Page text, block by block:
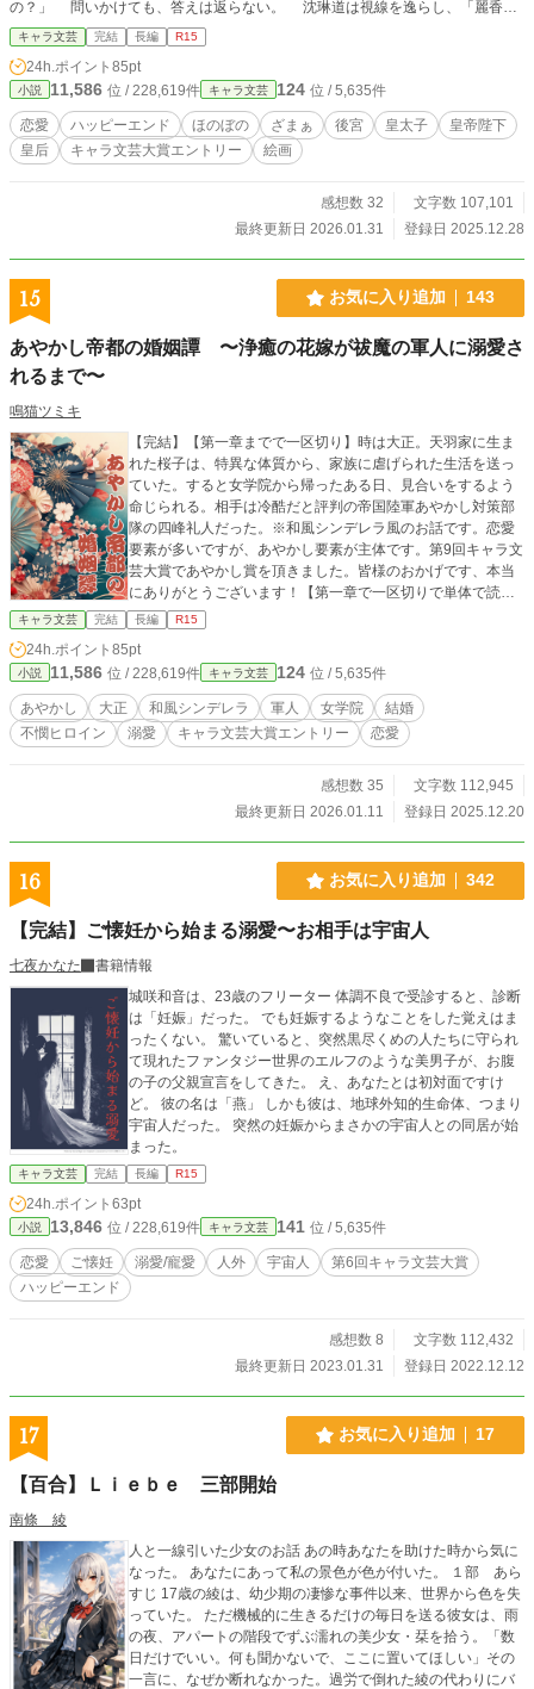
の？」 問いかけても、答えは返らない。 沈琳道は視線を逸らし、「麗香を
選んだ」とだけ告げた。 麗香は勝者のように微笑み、愛蘭が五年間フラン王
国に渡っていたことを責め立てる。 「あなたの後ろ盾だったおじい様も亡くな
った。 フラン人とのハーフであるあなたが、この家にいる理由はもうない
わ」 叔父は淡々と命じた。 「今日限りで屋敷を出て、街からも去りなさい」
愛蘭に許されたのは、小さな荷物袋ひとつだけ。 怒鳴ることも泣くことも
なく、彼女は静かに頭を下げた。 屋敷の門を出た瞬間、冷たい雨が降り始め
た。 それはまるで、彼女の代わりに空が泣いているようだった。 ――これ
な運命の中で、 愛蘭はまだ知らない。 この日が―― 一人の女性が「家
族」を失い、 一人の女性絵師が生まれる、始まりになることを。
キャラ文芸 完結 長編 R15
24h.ポイント 85pt
小説 11,586 位 / 228,619件 キャラ文芸 124 位 / 5,635件
恋愛 ハッピーエンド ほのぼの ざまぁ 後宮 皇太子
皇帝陛下
皇后
キャラ文芸大賞エントリー 絵画
感想数 32
文字数 107,101
最終更新日 2026.01.31
登録日 2025.12.28
15 お気に入り追加 143
あやかし帝都の婚姻譚 〜浄癒の花嫁が祓魔の軍人に溺愛さ
れるまで〜
鳴猫ツミキ
【完結】【第一章までで一区切り】時は大正。天羽家に生ま
れた桜子は、特異な体質から、家族に虐げられた生活を送っ
ていた。すると女学院から帰ったある日、見合いをするよう
命じられる。相手は冷酷だと評判の帝国陸軍あやかし対策部
隊の四峰礼人だった。※和風シンデレラ風のお話です。恋愛
要素が多いですが、あやかし要素が主体です。第9回キャラ文
芸大賞であやかし賞を頂きました。皆様のおかげです、本当
にありがとうございます！【第一章で一区切りで単体で読め
ますので、そこまででもご覧頂けると嬉しいです】。
キャラ文芸 完結 長編 R15
24h.ポイント 85pt
小説 11,586 位 / 228,619件 キャラ文芸 124 位 / 5,635件
あやかし 大正 和風シンデレラ 軍人 女学院
結婚
不憫ヒロイン
溺愛 キャラ文芸大賞エントリー 恋愛
感想数 35
文字数 112,945
最終更新日 2026.01.11
登録日 2025.12.20
16 お気に入り追加 342
【完結】ご懐妊から始まる溺愛〜お相手は宇宙人
七夜かなた
書籍情報
城咲和音は、23歳のフリーター 体調不良で受診すると、診断
は「妊娠」だった。 でも妊娠するようなことをした覚えはま
ったくない。 驚いていると、突然黒尽くめの人たちに守られ
て現れたファンタジー世界のエルフのような美男子が、お腹
の子の父親宣言をしてきた。 え、あなたとは初対面ですけ
ど。 彼の名は「燕」 しかも彼は、地球外知的生命体、つまり
宇宙人だった。 突然の妊娠からまさかの宇宙人との同居が始
まった。
キャラ文芸 完結 長編 R15
24h.ポイント 63pt
小説 13,846 位 / 228,619件 キャラ文芸 141 位 / 5,635件
恋愛 ご懐妊 溺愛/寵愛 人外 宇宙人
第6回キャラ文芸大賞
ハッピーエンド
感想数 8
文字数 112,432
最終更新日 2023.01.31
登録日 2022.12.12
17 お気に入り追加 17
【百合】Ｌｉｅｂｅ 三部開始
南條 綾
人と一線引いた少女のお話 あの時あなたを助けた時から気に
なった。 あなたにあって私の景色が色が付いた。 １部 あら
すじ 17歳の綾は、幼少期の凄惨な事件以来、世界から色を失
っていた。 ただ機械的に生きるだけの毎日を送る彼女は、雨
の夜、アパートの階段でずぶ濡れの美少女・栞を拾う。「数
日だけでいい。何も聞かないで、ここに置いてほしい」その
一言に、なぜか断れなかった。過労で倒れた綾の代わりにバ